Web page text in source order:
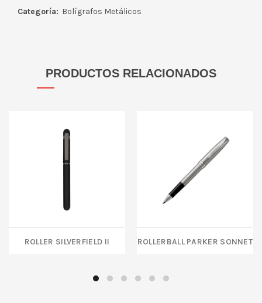
Categoría: Bolígrafos Metálicos
PRODUCTOS RELACIONADOS
ROLLER SILVERFIELD II Rollerball Parker Sonnet